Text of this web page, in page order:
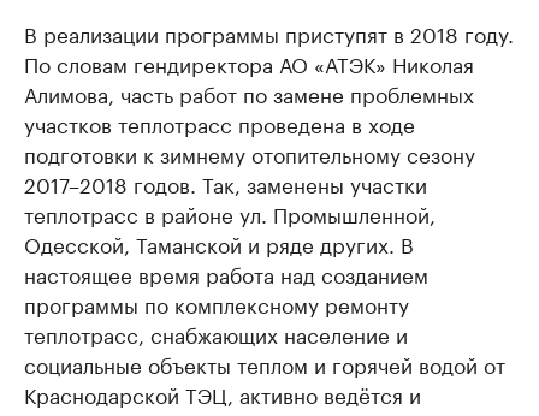
В реализации программы приступят в 2018 году.
По словам гендиректора АО «АТЭК» Николая
Алимова, часть работ по замене проблемных
участков теплотрасс проведена в ходе
подготовки к зимнему отопительному сезону
2017–2018 годов. Так, заменены участки
теплотрасс в районе ул. Промышленной,
Одесской, Таманской и ряде других. В
настоящее время работа над созданием
программы по комплексному ремонту
теплотрасс, снабжающих население и
социальные объекты теплом и горячей водой от
Краснодарской ТЭЦ, активно ведётся и